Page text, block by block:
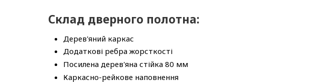
Склад дверного полотна:
Дерев'яний каркас
Додаткові ребра жорсткості
Посилена дерев'яна стійка 80 мм
Каркасно-рейкове наповнення